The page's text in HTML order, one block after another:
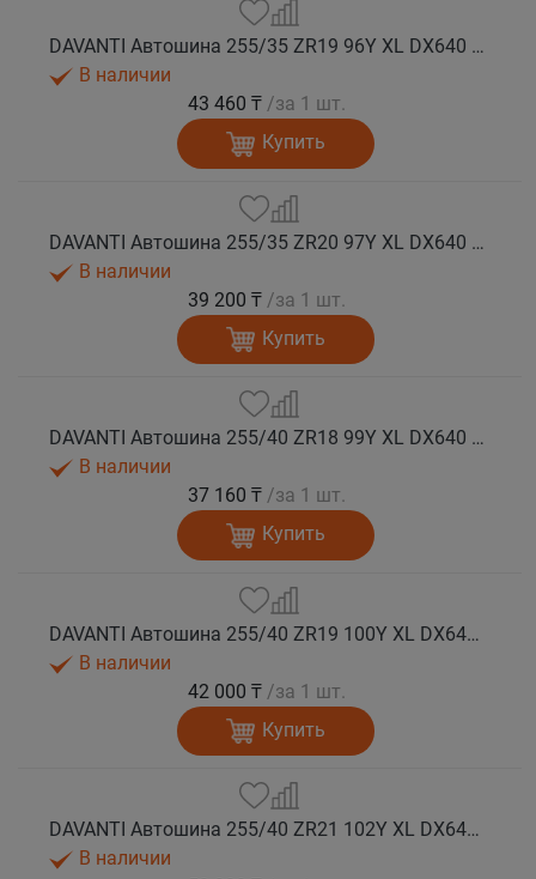
DAVANTI Автошина 255/35 ZR19 96Y XL DX640 RPR лето (Таиланд)
В наличии
43 460 ₸ /за 1 шт.
Купить
DAVANTI Автошина 255/35 ZR20 97Y XL DX640 RPR лето
В наличии
39 200 ₸ /за 1 шт.
Купить
DAVANTI Автошина 255/40 ZR18 99Y XL DX640 RPR лето (Таиланд)
В наличии
37 160 ₸ /за 1 шт.
Купить
DAVANTI Автошина 255/40 ZR19 100Y XL DX640 RPR лето
В наличии
42 000 ₸ /за 1 шт.
Купить
DAVANTI Автошина 255/40 ZR21 102Y XL DX640 RPR лето
В наличии